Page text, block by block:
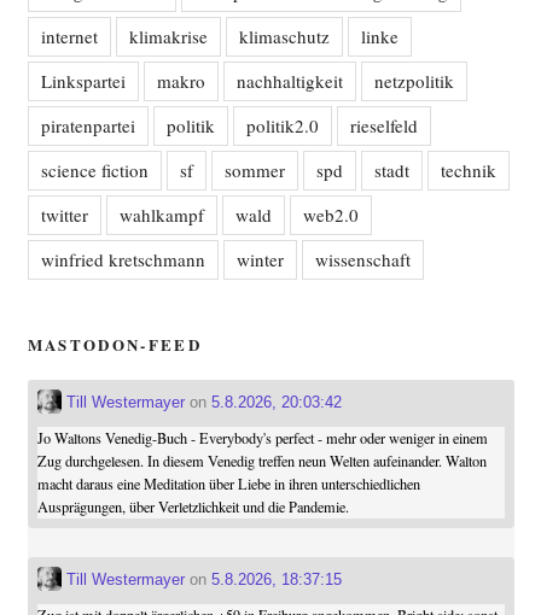
internet
klimakrise klimaschutz
linke
Linkspartei
makro nachhaltigkeit
netzpolitik
piratenpartei
politik politik2.0
rieselfeld
science fiction
sf sommer spd stadt
technik
twitter
wahlkampf wald
web2.0
winfried kretschmann
winter wissenschaft
MASTODON-FEED
Till Westermayeron 5.8.2026, 20:03:42
Jo Waltons Venedig-Buch - Everybody's perfect - mehr oder weniger in einem
Zug durchgelesen. In diesem Venedig treffen neun Welten aufeinander. Walton
macht daraus eine Meditation über Liebe in ihren unterschiedlichen
Ausprägungen, über Verletzlichkeit und die Pandemie.
Till Westermayeron 5.8.2026, 18:37:15